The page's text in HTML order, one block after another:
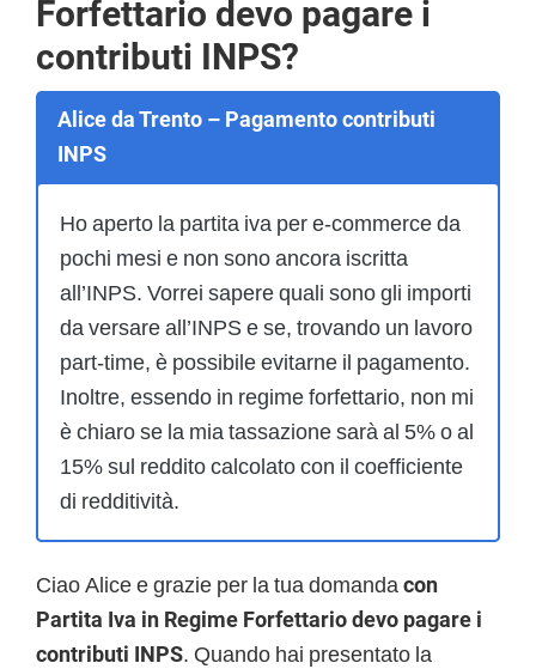
Iva
forfettaria
Forfettario devo pagare i
contributi INPS?
Alice da Trento – Pagamento contributi
INPS
Ho aperto la partita iva per e-commerce da
pochi mesi e non sono ancora iscritta
all’INPS. Vorrei sapere quali sono gli importi
da versare all’INPS e se, trovando un lavoro
part-time, è possibile evitarne il pagamento.
Inoltre, essendo in regime forfettario, non mi
è chiaro se la mia tassazione sarà al 5% o al
15% sul reddito calcolato con il coefficiente
di redditività.
Ciao Alice e grazie per la tua domandacon
Partita Iva in Regime Forfettario devo pagare i
contributi INPS. Quando hai presentato la